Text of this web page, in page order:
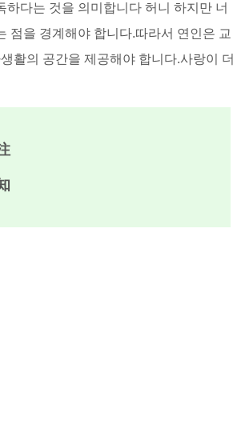
다는 것을 의미합니다 허니 하지만 너
점을 경계해야 합니다.따라서 연인은 교
활의 공간을 제공해야 합니다.사랑이 더